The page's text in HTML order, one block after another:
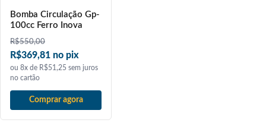
Bomba Circulação Gp-
100cc Ferro Inova
R$550,00
R$369,81 no pix
ou 8x de R$51,25 sem juros
no cartão
Comprar agora